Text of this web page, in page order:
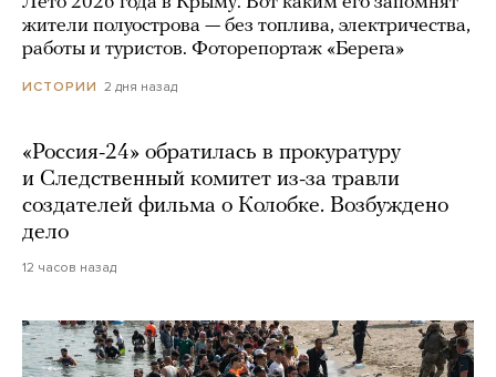
жители полуострова — без топлива, электричества,
работы и туристов. Фоторепортаж «Берега»
ИСТОРИИ 2 дня назад
«Россия-24» обратилась в прокуратуру
и Следственный комитет из-за травли
создателей фильма о Колобке. Возбуждено
дело
12 часов назад